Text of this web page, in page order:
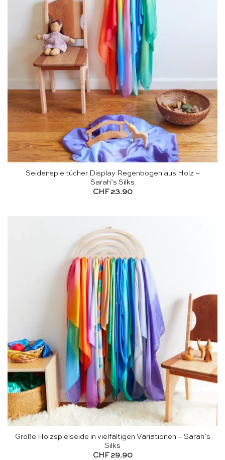
Seidenspieltücher Display Regenbogen aus Holz –
Sarah’s Silks
CHF 23.90
Große Holzspielseide in vielfältigen Variationen – Sarah’s
Silks
CHF 29.90